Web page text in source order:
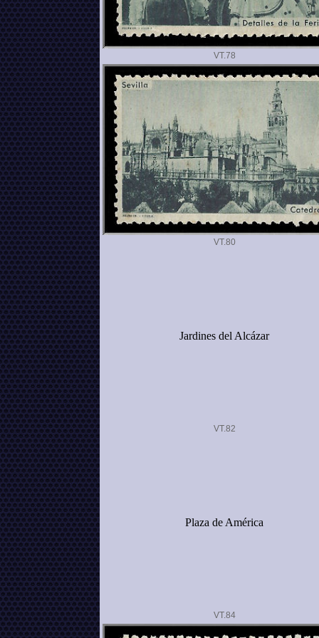
VT.
VT.
Jardines del Alcázar
VT.
Plaza de América
VT.